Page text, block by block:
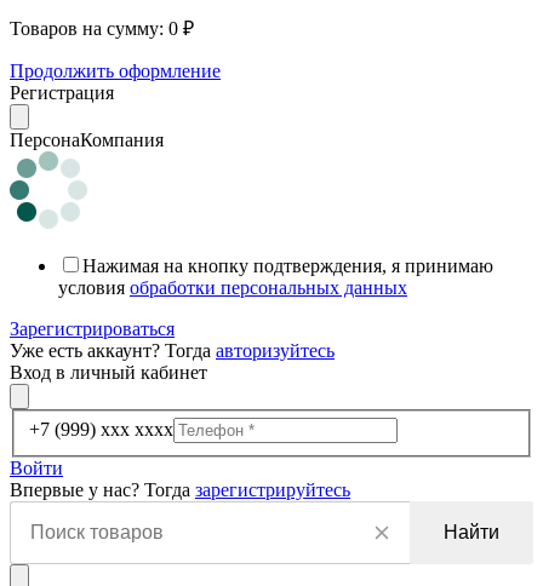
Товаров на сумму: 0 ₽
Продолжить оформление
Регистрация
ПерсонаКомпания
Нажимая на кнопку подтверждения, я принимаю
условия обработки персональных данных
Зарегистрироваться
Уже есть аккаунт? Тогда авторизуйтесь
Вход в личный кабинет
+7 (999) xxx xxxx
Войти
Впервые у нас? Тогда зарегистрируйтесь
Найти